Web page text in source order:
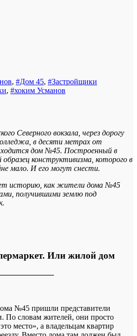
, #Дом 45, #Застройщики
, #хоким Усманов
Северного вокзала, через дорогу
в десяти метрах от
дом №45. Построенный в
конструктивизма, которого в
мало. И его могут снести.
историю, как жители дома №45
получившими землю под
Или жилой дом
──────────
№45 пришли представители
По словам жителей, они просто
место», а владельцам квартир